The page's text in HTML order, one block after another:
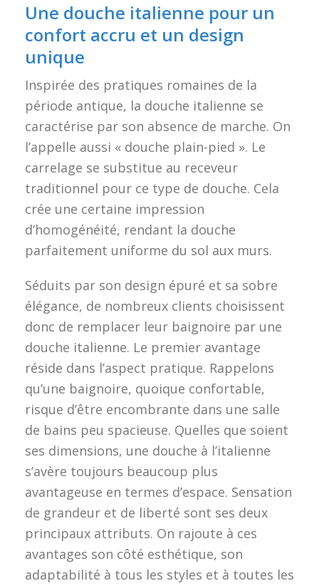
Une douche italienne pour un
confort accru et un design
unique
Inspirée des pratiques romaines de la
période antique, la douche italienne se
caractérise par son absence de marche. On
l’appelle aussi « douche plain-pied ». Le
carrelage se substitue au receveur
traditionnel pour ce type de douche. Cela
crée une certaine impression
d’homogénéité, rendant la douche
parfaitement uniforme du sol aux murs.
Séduits par son design épuré et sa sobre
élégance, de nombreux clients choisissent
donc de remplacer leur baignoire par une
douche italienne. Le premier avantage
réside dans l’aspect pratique. Rappelons
qu’une baignoire, quoique confortable,
risque d’être encombrante dans une salle
de bains peu spacieuse. Quelles que soient
ses dimensions, une douche à l’italienne
s’avère toujours beaucoup plus
avantageuse en termes d’espace. Sensation
de grandeur et de liberté sont ses deux
principaux attributs. On rajoute à ces
avantages son côté esthétique, son
adaptabilité à tous les styles et à toutes les